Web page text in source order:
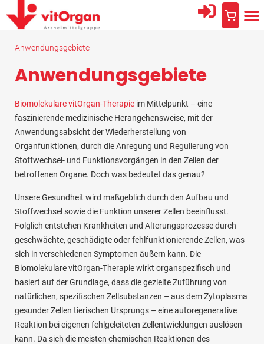
Anwendungsgebiete
Anwendungsgebiete
Biomolekulare vitOrgan-Therapie im Mittelpunkt – eine
faszinierende medizinische Herangehensweise, mit der
Anwendungsabsicht der Wiederherstellung von
Organfunktionen, durch die Anregung und Regulierung von
Stoffwechsel- und Funktionsvorgängen in den Zellen der
betroffenen Organe. Doch was bedeutet das genau?
Unsere Gesundheit wird maßgeblich durch den Aufbau und
Stoffwechsel sowie die Funktion unserer Zellen beeinflusst.
Folglich entstehen Krankheiten und Alterungsprozesse durch
geschwächte, geschädigte oder fehlfunktionierende Zellen, was
sich in verschiedenen Symptomen äußern kann. Die
Biomolekulare vitOrgan-Therapie wirkt organspezifisch und
basiert auf der Grundlage, dass die gezielte Zuführung von
natürlichen, spezifischen Zellsubstanzen – aus dem Zytoplasma
gesunder Zellen tierischen Ursprungs – eine autoregenerative
Reaktion bei eigenen fehlgeleiteten Zellentwicklungen auslösen
kann. Da sich die meisten chemischen Reaktionen des